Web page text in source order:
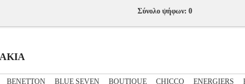
Σύνολο ψήφων: 0
BENETTON BLUE SEVEN BOUTIQUE CHICCO ENERGIERS